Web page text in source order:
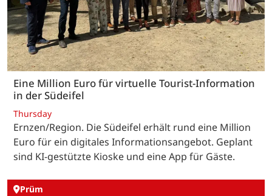
Eine Million Euro für virtuelle Tourist-Information
in der Südeifel
Thursday
Ernzen/Region. Die Südeifel erhält rund eine Million
Euro für ein digitales Informationsangebot. Geplant
sind KI-gestützte Kioske und eine App für Gäste.
Prüm